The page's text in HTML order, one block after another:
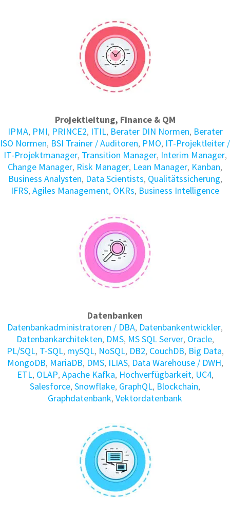
Projektleitung, Finance & QM
IPMA, PMI, PRINCE2, ITIL, Berater DIN Normen, Berater
ISO Normen, BSI Trainer / Auditoren, PMO, IT-Projektleiter /
IT-Projektmanager, Transition Manager, Interim Manager,
Change Manager, Risk Manager, Lean Manager, Kanban,
Business Analysten, Data Scientists, Qualitätssicherung,
IFRS, Agiles Management, OKRs, Business Intelligence
Datenbanken
Daten­bank­administratoren / DBA, Daten­bank­entwickler,
Daten­bank­architekten, DMS, MS SQL Server, Oracle,
PL/SQL, T-SQL, mySQL, NoSQL, DB2, CouchDB, Big Data,
MongoDB, MariaDB, DMS, ILIAS, Data Warehouse / DWH,
ETL, OLAP, Apache Kafka, Hochverfügbarkeit, UC4,
Salesforce, Snowflake, GraphQL, Blockchain,
Graphdatenbank, Vektordatenbank